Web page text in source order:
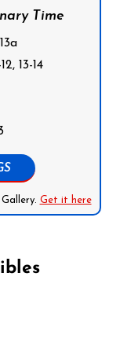
Time
13-14
Get it here